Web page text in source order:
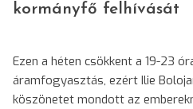
kormányfő felhívását
Ezen a héten csökkent a 19-23
áramfogyasztás, ezért Ilie
köszönetet mondott az